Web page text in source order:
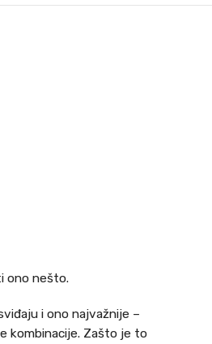
ono nešto.
i ono najvažnije –
kombinacije. Zašto je to